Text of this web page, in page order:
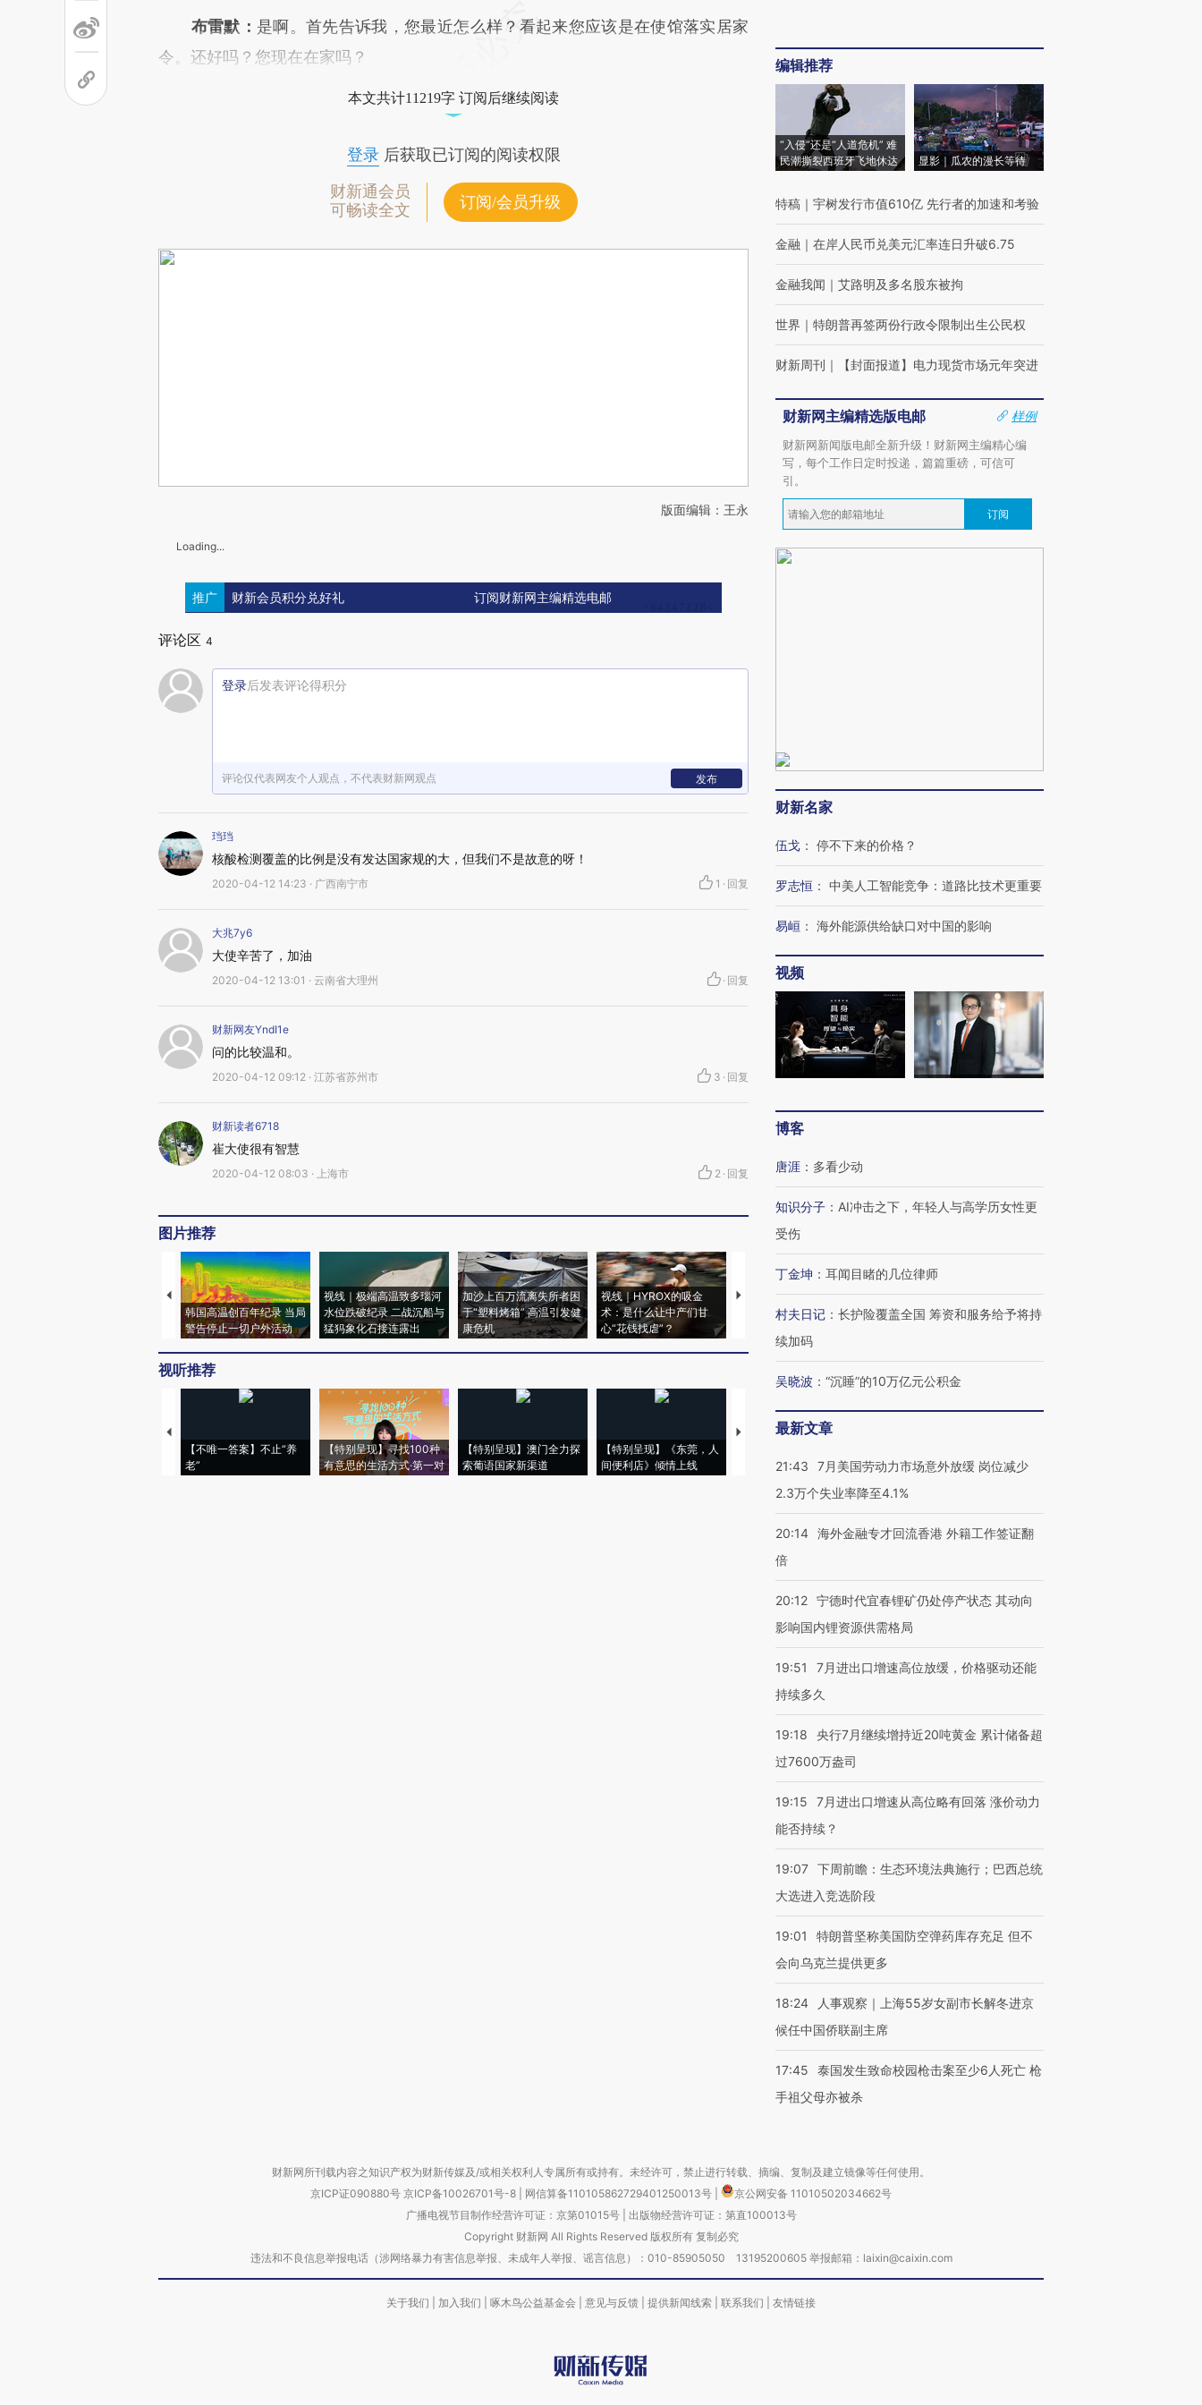
布雷默： 是啊。首先告诉我，您最近怎么样？看起来您应该是在使馆落实居家
令。还好吗？您现在在家吗？
本文共计11219字 订阅后继续阅读
登录后获取已订阅的阅读权限
财新通会员
可畅读全文
订阅/会员升级
版面编辑：王永
Loading...
推广 财新会员积分兑好礼 订阅财新网主编精选电邮
评论区 4
登录后发表评论得积分
评论仅代表网友个人观点，不代表财新网观点 发布
珰珰
核酸检测覆盖的比例是没有发达国家规的大，但我们不是故意的呀！
2020-04-12 14:23 · 广西南宁市 1 · 回复
大兆7y6
大使辛苦了，加油
2020-04-12 13:01 · 云南省大理州 · 回复
财新网友YndI1e
问的比较温和。
2020-04-12 09:12 · 江苏省苏州市 3 · 回复
财新读者6718
崔大使很有智慧
2020-04-12 08:03 · 上海市 2 · 回复
图片推荐
韩国高温创百年纪录 当局
警告停止一切户外活动
视线｜极端高温致多瑙河
水位跌破纪录 二战沉船与
猛犸象化石接连露出
加沙上百万流离失所者困
于“塑料烤箱” 高温引发健
康危机
视线｜HYROX的吸金
术：是什么让中产们甘
心“花钱找虐”？
马航飞行员跨国走私7万
粒摇头丸 尿检体内含3种
视线｜被称为“蟑螂”的印
度Z世代 用街头抗争将教
视线｜“入侵”还是“人道危
机”？难民潮撕裂西班牙
视听推荐
【不唯一答案】不止“养
老”
【特别呈现】寻找100种
有意思的生活方式·第一对
【特别呈现】澳门全力探
索葡语国家新渠道
【特别呈现】《东莞，人
间便利店》倾情上线
【推广】走进第四届链博
有意思的生活方式·第三对
住三大增长引擎是什么？
编辑推荐
“入侵”还是“人道危机” 难
民潮撕裂西班牙飞地休达
显影｜瓜农的漫长等待
特稿 ｜ 宇树发行市值610亿 先行者的加速和考验
金融 ｜ 在岸人民币兑美元汇率连日升破6.75
金融我闻 ｜ 艾路明及多名股东被拘
世界 ｜ 特朗普再签两份行政令限制出生公民权
财新周刊 ｜ 【封面报道】电力现货市场元年突进
财新网主编精选版电邮
样例
财新网新闻版电邮全新升级！财新网主编精心编
写，每个工作日定时投递，篇篇重磅，可信可
引。
订阅
财新名家
伍戈 ： 停不下来的价格？
罗志恒 ： 中美人工智能竞争：道路比技术更重要
易峘 ： 海外能源供给缺口对中国的影响
视频
博客
唐涯 ： 多看少动
知识分子 ： AI冲击之下，年轻人与高学历女性更
受伤
丁金坤 ： 耳闻目睹的几位律师
村夫日记 ： 长护险覆盖全国 筹资和服务给予将持
续加码
吴晓波 ： “沉睡”的10万亿元公积金
最新文章
21:43
7月美国劳动力市场意外放缓 岗位减少
2.3万个失业率降至4.1%
20:14 海外金融专才回流香港 外籍工作签证翻
倍
20:12 宁德时代宜春锂矿仍处停产状态 其动向
影响国内锂资源供需格局
19:51
7月进出口增速高位放缓，价格驱动还能
持续多久
19:18
央行7月继续增持近20吨黄金 累计储备超
过7600万盎司
19:15
7月进出口增速从高位略有回落 涨价动力
能否持续？
19:07 下周前瞻：生态环境法典施行；巴西总统
大选进入竞选阶段
19:01
特朗普坚称美国防空弹药库存充足 但不
会向乌克兰提供更多
18:24
人事观察｜上海55岁女副市长解冬进京
候任中国侨联副主席
17:45
泰国发生致命校园枪击案至少6人死亡 枪
手祖父母亦被杀
财新网所刊载内容之知识产权为财新传媒及/或相关权利人专属所有或持有。未经许可，禁止进行转载、摘编、复制及建立镜像等任何使用。
京ICP证090880号 京ICP备10026701号-8 网信算备110105862729401250013号
京公网安备 11010502034662号
广播电视节目制作经营许可证：京第01015号| 出版物经营许可证：第直100013号
Copyright 财新网 All Rights Reserved 版权所有 复制必究
违法和不良信息举报电话（涉网络暴力有害信息举报、未成年人举报、谣言信息）：010-85905050 13195200605 举报邮箱：laixin@caixin.com
关于我们 加入我们 啄木鸟公益基金会 意见与反馈 提供新闻线索 联系我们 友情链接